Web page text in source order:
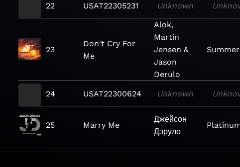
22 USAT22305231 Unknown
23
Don't Cry For
Me
Alok,
Martin
Jensen &
Jason
Derulo
24 USAT22300624 Unknown
25 Marry Me
Джейсон
Дэруло